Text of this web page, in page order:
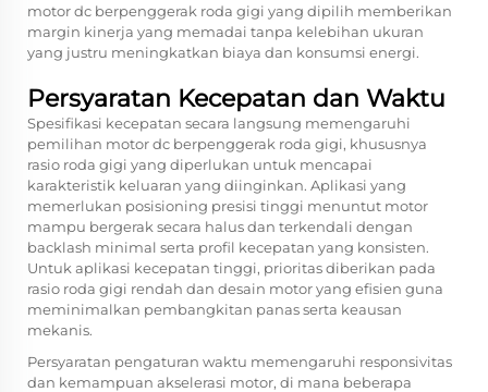
motor dc berpenggerak roda gigi yang dipilih memberikan
margin kinerja yang memadai tanpa kelebihan ukuran
yang justru meningkatkan biaya dan konsumsi energi.
Persyaratan Kecepatan dan Waktu
Spesifikasi kecepatan secara langsung memengaruhi
pemilihan motor dc berpenggerak roda gigi, khususnya
rasio roda gigi yang diperlukan untuk mencapai
karakteristik keluaran yang diinginkan. Aplikasi yang
memerlukan posisioning presisi tinggi menuntut motor
mampu bergerak secara halus dan terkendali dengan
backlash minimal serta profil kecepatan yang konsisten.
Untuk aplikasi kecepatan tinggi, prioritas diberikan pada
rasio roda gigi rendah dan desain motor yang efisien guna
meminimalkan pembangkitan panas serta keausan
mekanis.
Persyaratan pengaturan waktu memengaruhi responsivitas
dan kemampuan akselerasi motor, di mana beberapa